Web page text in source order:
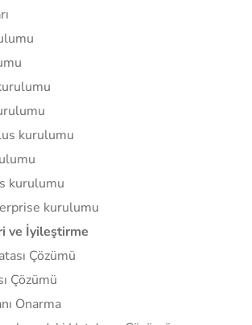
kurulumu
kurulumu
kurulumu
ve İyileştirme
Çözümü
Çözümü
Onarma